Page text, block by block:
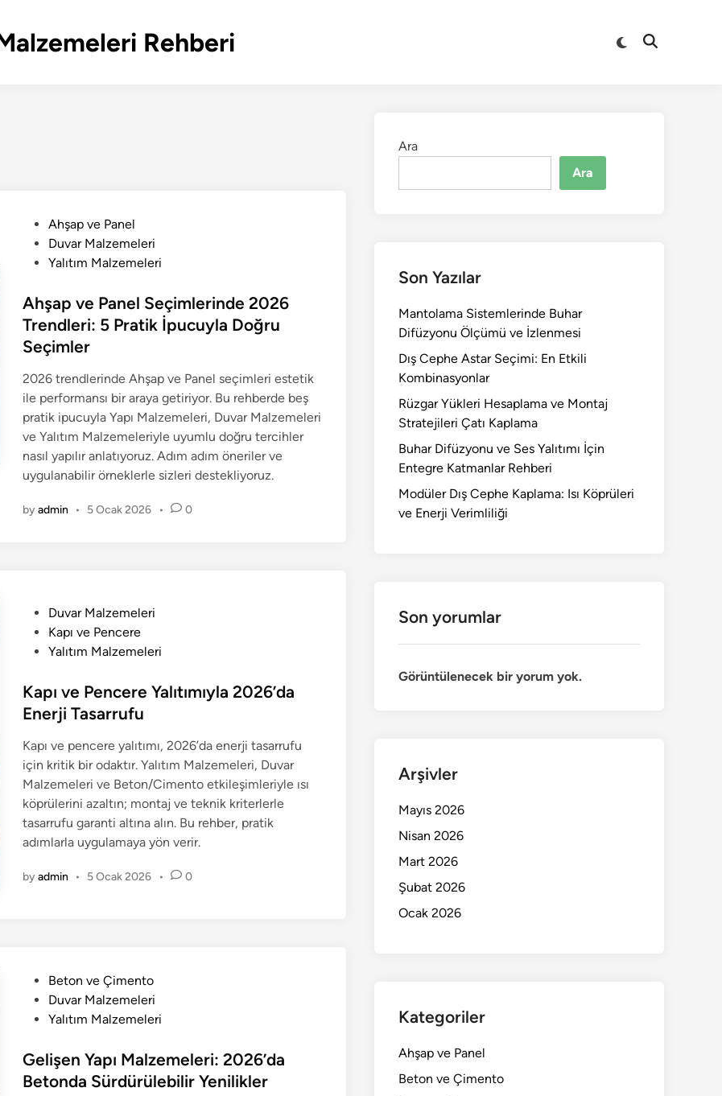
Rehberi
Switch
Open
e
d
i
n
Ahşap ve Panel
Duvar Malzemeleri
Yalıtım Malzemeleri
Ahşap ve Panel Seçimlerinde 2026
Trendleri: 5 Pratik İpucuyla Doğru
Seçimler
2026 trendlerinde Ahşap ve Panel seçimleri estetik
ile performansı bir araya getiriyor. Bu rehberde beş
pratik ipucuyla Yapı Malzemeleri, Duvar Malzemeleri
ve Yalıtım Malzemeleriyle uyumlu doğru tercihler
nasıl yapılır anlatıyoruz. Adım adım öneriler ve
uygulanabilir örneklerle sizleri destekliyoruz.
byadmin • 5 Ocak 2026 • 0
e
d
n
Duvar Malzemeleri
Kapı ve Pencere
Yalıtım Malzemeleri
Kapı ve Pencere Yalıtımıyla 2026’da
Enerji Tasarrufu
Kapı ve pencere yalıtımı, 2026’da enerji tasarrufu
için kritik bir odaktır. Yalıtım Malzemeleri, Duvar
Malzemeleri ve Beton/Cimento etkileşimleriyle ısı
köprülerini azaltın; montaj ve teknik kriterlerle
tasarrufu garanti altına alın. Bu rehber, pratik
adımlarla uygulamaya yön verir.
byadmin • 5 Ocak 2026 • 0
e
d
Beton ve Çimento
Duvar Malzemeleri
Yalıtım Malzemeleri
Gelişen Yapı Malzemeleri: 2026’da
Betonda Sürdürülebilir Yenilikler
Ara
Ara
Son Yazılar
Mantolama Sistemlerinde Buhar
Difüzyonu Ölçümü ve İzlenmesi
Dış Cephe Astar Seçimi: En Etkili
Kombinasyonlar
Rüzgar Yükleri Hesaplama ve Montaj
Stratejileri Çatı Kaplama
Buhar Difüzyonu ve Ses Yalıtımı İçin
Entegre Katmanlar Rehberi
Modüler Dış Cephe Kaplama: Isı Köprüleri
ve Enerji Verimliliği
Son yorumlar
Görüntülenecek bir yorum yok.
Arşivler
Mayıs 2026
Nisan 2026
Mart 2026
Şubat 2026
Ocak 2026
Kategoriler
Ahşap ve Panel
Beton ve Çimento